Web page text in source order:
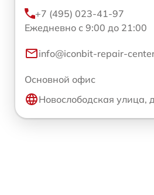
+7 (495) 023-41-97
Ежедневно с 9:00 до 21:00
info@iconbit-repair-
Основной офис
Новослободская улица,